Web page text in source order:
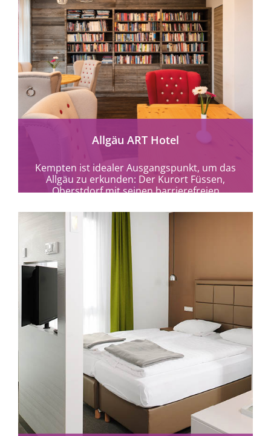
mehr erfahren
Allgäu ART Hotel
Kempten ist idealer Ausgangspunkt, um das
Allgäu zu erkunden: Der Kurort Füssen,
Oberstdorf mit seinen barrierefreien
mehr erfahren